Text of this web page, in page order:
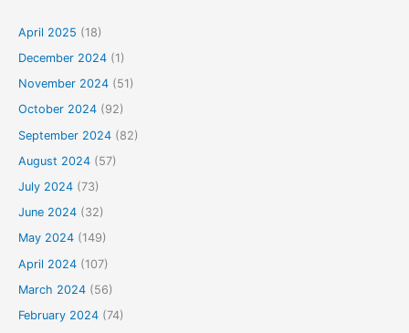
April 2025 (18)
December 2024(1)
November 2024(51)
October 2024(92)
September 2024(82)
August 2024(57)
July 2024(73)
June 2024(32)
May 2024(149)
April 2024(107)
March 2024(56)
February 2024(74)